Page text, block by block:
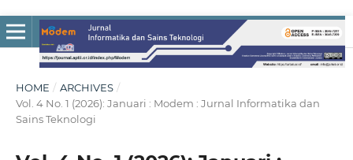
HOME / ARCHIVES /
Vol. 4 No. 1 (2026): Januari : Modem : Jurnal Informatika dan
Sains Teknologi